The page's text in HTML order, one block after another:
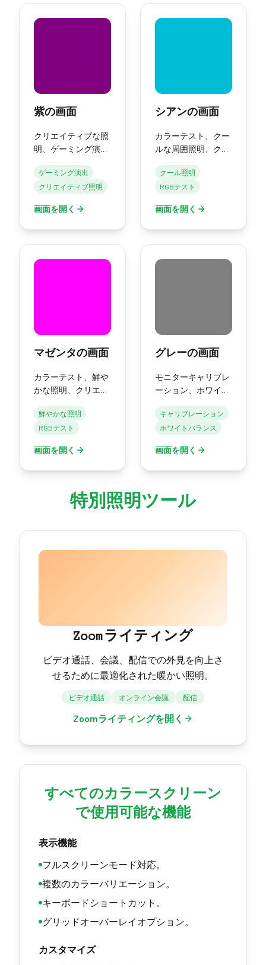
紫の画面
クリエイティブな照
明、ゲーミング演
めの純粋な紫の画
面。
ゲーミング演出
クリエイティブ照明
画面を開く
シアンの画面
カラーテスト、クー
ルな周囲照明、クリ
クトのための純粋な
シアンの画面。
クール照明
RGBテスト
画面を開く
マゼンタの画面
カラーテスト、鮮や
かな照明、クリエイ
の純粋なマゼンタの
画面。
鮮やかな照明
RGBテスト
画面を開く
グレーの画面
モニターキャリブレ
ーション、ホワイト
ラルリファレンスの
ための純粋なグレー
キャリブレーション
ホワイトバランス
画面を開く
特別照明ツール
Zoomライティング
ビデオ通話、会議、配信での外見を向上さ
せるために最適化された暖かい照明。
ビデオ通話 オンライン会議 配信
Zoomライティングを開く
すべてのカラースクリーン
で使用可能な機能
表示機能
フルスクリーンモード対応。
複数のカラーバリエーション。
キーボードショートカット。
グリッドオーバーレイオプション。
カスタマイズ